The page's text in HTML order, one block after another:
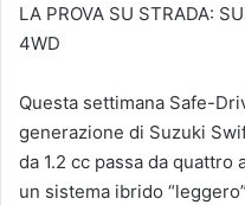
LA PROVA SU STRADA:
4WD
Questa settimana Safe-
generazione di Suzuki
da 1.2 cc passa da
un sistema ibrido